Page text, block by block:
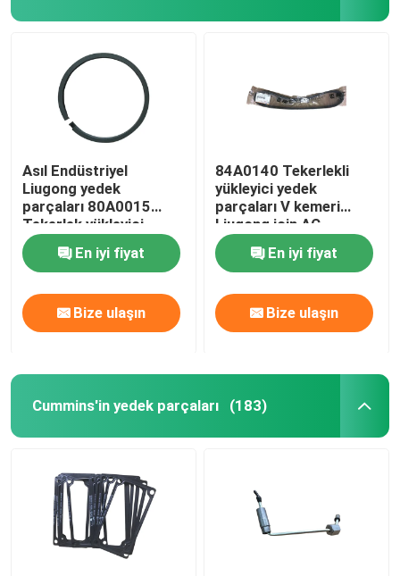
Lovol Parçaları
Shangchai yedek parçaları
Isuzu Yedek Parçaları
Ingersoll Rand parçaları
Deutz'un yedek parçaları
Asıl Endüstriyel
Liugong yedek
parçaları 80A0015
Tekerlek yükleyici
mühür halkaları
En iyi fiyat
Bize ulaşın
84A0140 Tekerlekli
yükleyici yedek
parçaları V kemeri
Liugong için AC
kompresör
En iyi fiyat
Bize ulaşın
Cummins'in yedek parçaları (183)